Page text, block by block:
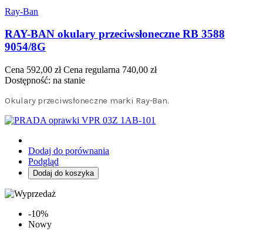
Ray-Ban
RAY-BAN okulary przeciwsłoneczne RB 3588
9054/8G
Cena 592,00 zł Cena regularna 740,00 zł
Dostępność: na stanie
Okulary przeciwsłoneczne marki Ray-Ban.
Dodaj do porównania
Podgląd
Dodaj do koszyka
-10%
Nowy